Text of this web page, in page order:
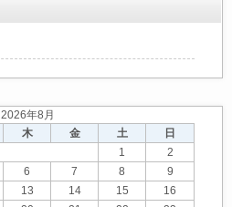
2026年8月
木 金 土
日
1
2
6 7 8
9
13 14 15
16